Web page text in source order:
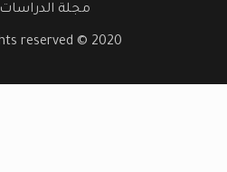
مجلة
reserved © 2020